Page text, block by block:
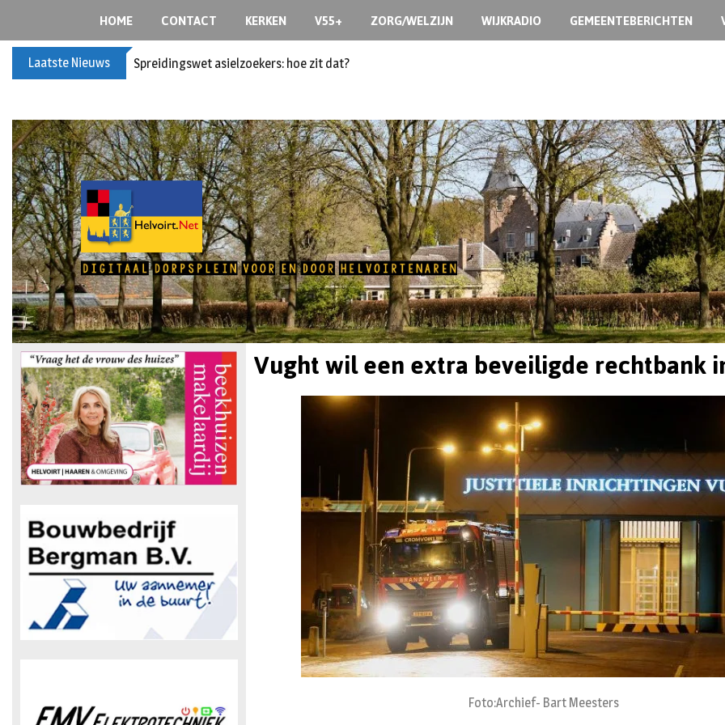
HOME CONTACT KERKEN V55+ ZORG/WELZIJN WIJKRADIO GEMEENTEBERICHTEN
Laatste Nieuws Spreidingswet asielzoekers: hoe zit dat?
Vught wil een extra beveiligde rechtbank
Foto:Archief- Bart Meesters